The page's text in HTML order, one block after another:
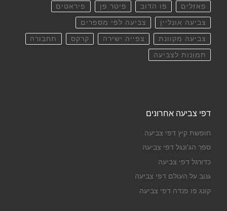
פאזלים פו הדוב פיטר פן פיראטים
צביעה אונליין צביעה לפי מספרים
צביעה מקוונת צפייה ישירה קרקס תחבורה
תמונות לצביעה
דפי צביעה אחרונים
חופשת קיץ דפי צביעה
ספר הג'ונגל דפי צביעה
כדורגל דפי צביעה
גנוב על העולם דפי צביעה
קונג פו פנדה דפי צביעה